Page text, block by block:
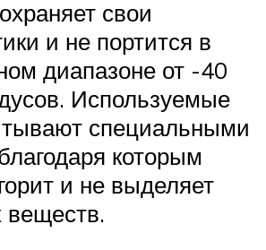
свои
и не портится в
диапазоне от -40
Используемые
специальными
которым
и не выделяет
веществ.